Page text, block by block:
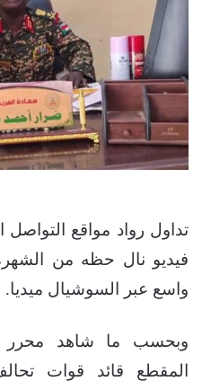
تداول رواد مواقع
فيديو نال حظه من
واسع عبر السوشيال ميديا.
وبحسب ما شاهد محرر
المقطع قائد قوات